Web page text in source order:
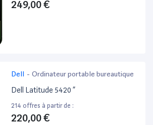
249,00 €
Dell - Ordinateur portable bureautique
Dell Latitude 5420 ”
214 offres à partir de :
220,00 €